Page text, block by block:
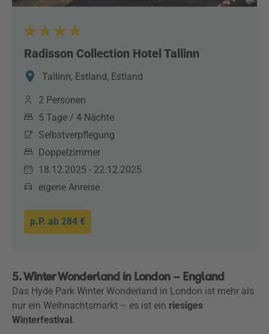
Radisson Collection Hotel Tallinn
Tallinn, Estland, Estland
2 Personen
5 Tage / 4 Nächte
Selbstverpflegung
Doppelzimmer
18.12.2025 - 22.12.2025
eigene Anreise
p.P. ab 284 €
5. Winter Wonderland in London – England
Das Hyde Park Winter Wonderland in London ist mehr als
nur ein Weihnachtsmarkt – es ist ein riesiges
Winterfestival.